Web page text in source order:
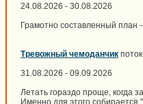
24.08.2026 - 30.08.2026
Грамотно составленный план
Тревожный чемоданчик
31.08.2026 - 09.09.2026
Летать гораздо проще, когда
Именно для этого собирается